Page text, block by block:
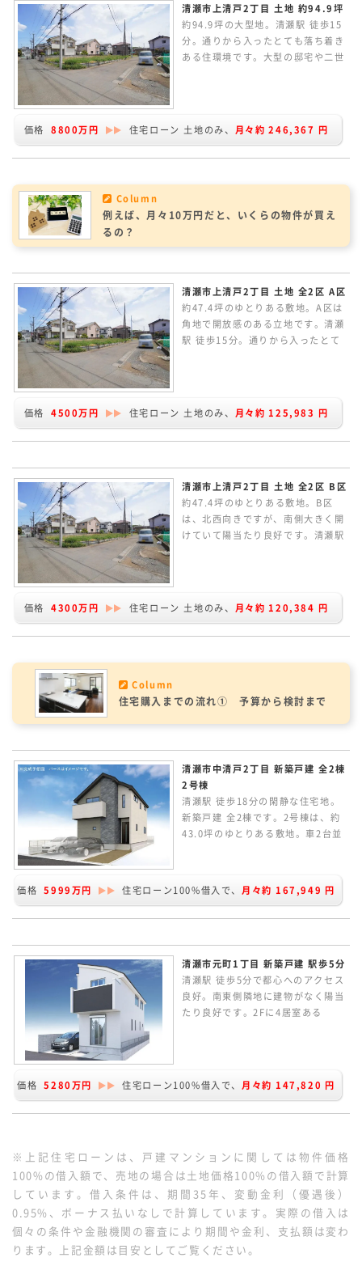
清瀬市上清戸2丁目 土地 約94.9坪
約94.9坪の大型地。清瀬駅 徒歩15
分。通りから入ったとても落ち着き
ある住環境です。大型の邸宅や二世
けます。建物プランの作成など行っ
ています、お気軽にお問い合わせく
価格 8800万円 住宅ローン 土地のみ、 月々約 246,367 円
Column
例えば、月々10万円だと、いくらの物件が買え
るの？
清瀬市上清戸2丁目 土地 全2区 A区
約47.4坪のゆとりある敷地。A区は
角地で開放感のある立地です。清瀬
駅 徒歩15分。通りから入ったとて
けます。建物プランの作成など行っ
ています、お気軽にお問い合わせく
価格 4500万円 住宅ローン 土地のみ、 月々約 125,983 円
清瀬市上清戸2丁目 土地 全2区 B区
約47.4坪のゆとりある敷地。B区
は、北西向きですが、南側大きく開
けていて陽当たり良好です。清瀬駅
ウスメーカーで建築していただけま
す。建物プランの作成など行ってい
価格 4300万円 住宅ローン 土地のみ、 月々約 120,384 円
Column
住宅購入までの流れ① 予算から検討まで
清瀬市中清戸2丁目 新築戸建 全2棟
2号棟
清瀬駅 徒歩18分の閑静な住宅地。
新築戸建 全2棟です。2号棟は、約
43.0坪のゆとりある敷地。車2台並
広々18.0帖あります。2F南側洋室
す。
価格 5999万円 住宅ローン100%借入で、 月々約 167,949 円
清瀬市元町1丁目 新築戸建 駅歩5分
清瀬駅 徒歩5分で都心へのアクセス
良好。南東側隣地に建物がなく陽当
たり良好です。2Fに4居室ある
からリビングルームが見渡せます。
主寝室にウォークインクローゼット
価格 5280万円 住宅ローン100%借入で、 月々約 147,820 円
※上記住宅ローンは、戸建マンションに関しては物件価格
100%の借入額で、売地の場合は土地価格100%の借入額で計算
しています。借入条件は、期間35年、変動金利（優遇後）
0.95%、ボーナス払いなしで計算しています。実際の借入は
個々の条件や金融機関の審査により期間や金利、支払額は変わ
ります。上記金額は目安としてご覧ください。